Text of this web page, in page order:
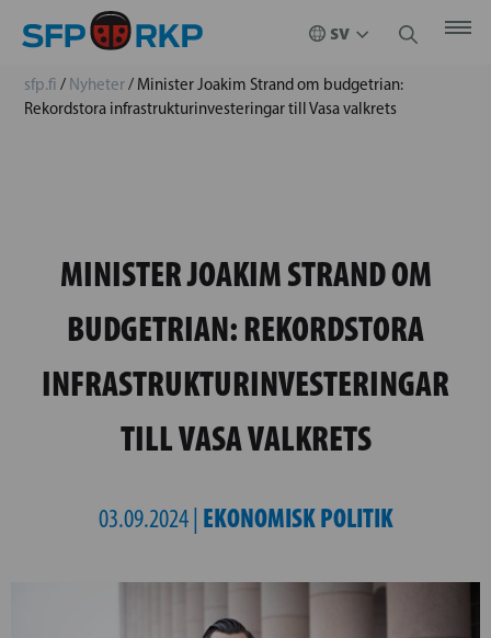
sfp.fi / Nyheter/ Minister Joakim Strand om budgetrian:
Rekordstora infrastrukturinvesteringar till Vasa valkrets
MINISTER JOAKIM STRAND OM
BUDGETRIAN: REKORDSTORA
INFRASTRUKTURINVESTERINGAR
TILL VASA VALKRETS
03.09.2024 | EKONOMISK POLITIK